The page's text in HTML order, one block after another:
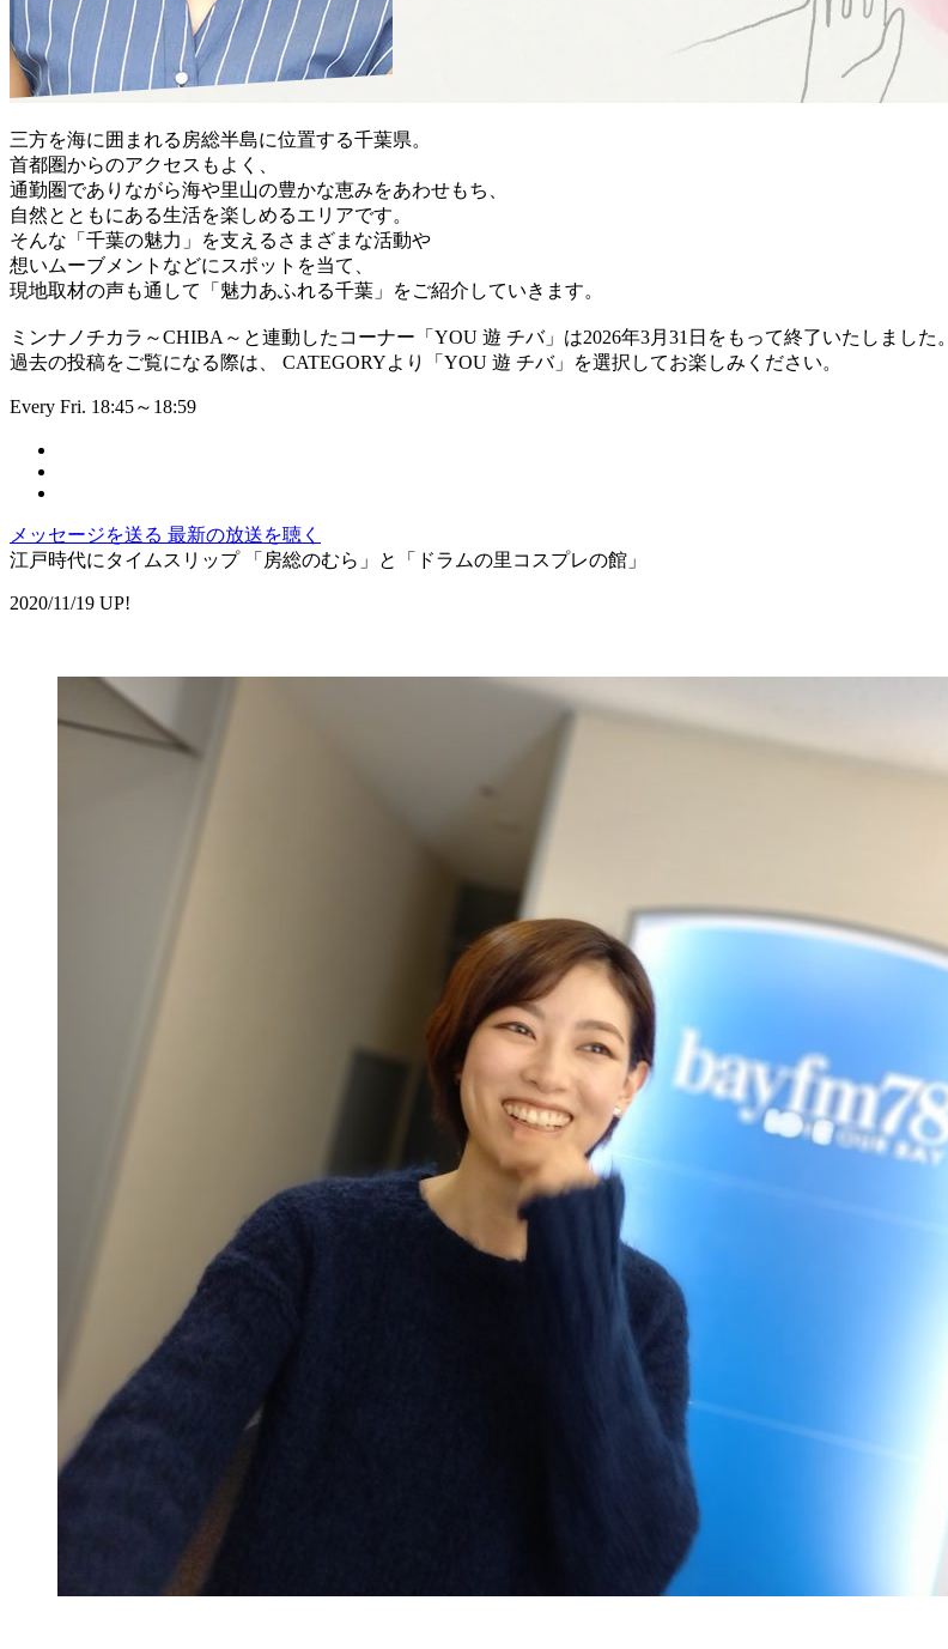
三方を海に囲まれる房総半島に位置する千葉県。
首都圏からのアクセスもよく、
通勤圏でありながら海や里山の豊かな恵みをあわせもち、
自然とともにある生活を楽しめるエリアです。
そんな「千葉の魅力」を支えるさまざまな活動や
想いムーブメントなどにスポットを当て、
現地取材の声も通して「魅力あふれる千葉」をご紹介していきます。
ミンナノチカラ～CHIBA～と連動したコーナー「YOU 遊 チバ」は2026年3月31日をもって終了いたしました。
過去の投稿をご覧になる際は、 CATEGORYより「YOU 遊 チバ」を選択してお楽しみください。
Every Fri. 18:45～18:59
メッセージを送る 最新の放送を聴く
江戸時代にタイムスリップ 「房総のむら」と「ドラムの里コスプレの館」
2020/11/19 UP!